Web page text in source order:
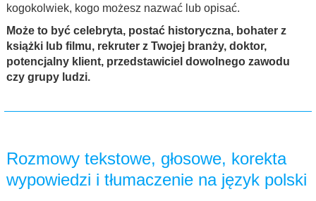
kogokolwiek, kogo możesz nazwać lub opisać.
Może to być celebryta, postać historyczna, bohater z
książki lub filmu, rekruter z Twojej branży, doktor,
potencjalny klient, przedstawiciel dowolnego zawodu
czy grupy ludzi.
Rozmowy tekstowe, głosowe, korekta
wypowiedzi i tłumaczenie na język polski